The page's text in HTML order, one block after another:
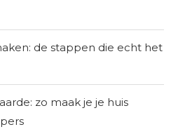
de stappen die echt het
zo maak je je huis